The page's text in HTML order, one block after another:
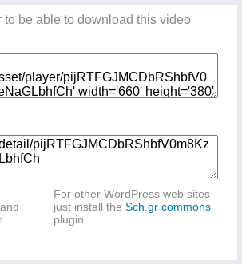
to be able to download this video
For other WordPress web sites
just install the Sch.gr commons
plugin.